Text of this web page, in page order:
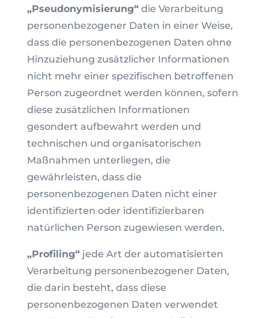
„Pseudonymisierung“die Verarbeitung
personenbezogener Daten in einer Weise,
dass die personenbezogenen Daten ohne
Hinzuziehung zusätzlicher Informationen
nicht mehr einer spezifischen betroffenen
Person zugeordnet werden können, sofern
diese zusätzlichen Informationen
gesondert aufbewahrt werden und
technischen und organisatorischen
Maßnahmen unterliegen, die
gewährleisten, dass die
personenbezogenen Daten nicht einer
identifizierten oder identifizierbaren
natürlichen Person zugewiesen werden.
„Profiling“jede Art der automatisierten
Verarbeitung personenbezogener Daten,
die darin besteht, dass diese
personenbezogenen Daten verwendet